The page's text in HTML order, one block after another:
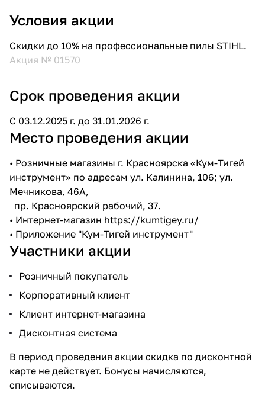
Условия акции
Скидки до 10% на профессиональные пилы STIHL.
Акция № 01570
Срок проведения акции
С 03.12.2025 г. до 31.01.2026 г.
Место проведения акции
• Розничные магазины г. Красноярска «Кум-Тигей
инструмент» по адресам ул. Калинина, 106; ул.
Мечникова, 46А,
пр. Красноярский рабочий, 37.
• Интернет-магазин https://kumtigey.ru/
• Приложение "Кум-Тигей инструмент"
Участники акции
Розничный покупатель
Корпоративный клиент
Клиент интернет-магазина
Дисконтная система
В период проведения акции скидка по дисконтной
карте не действует. Бонусы начисляются,
списываются.